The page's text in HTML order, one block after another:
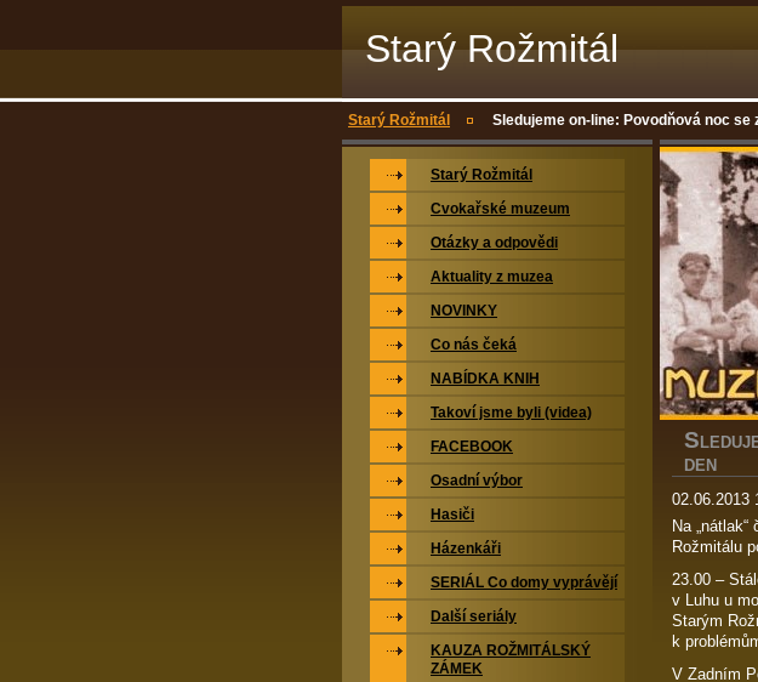
Starý Rožmitál
Starý Rožmitál Sledujeme on-line: Povodňová noc se
S
DEN
02.06.2013
Na
Rožmitálu
23.00 –
v Luhu u
Starým
k
V Zadním
Starý Rožmitál
Cvokařské muzeum
Otázky a odpovědi
Aktuality z muzea
NOVINKY
Co nás čeká
NABÍDKA KNIH
Takoví jsme byli (videa)
FACEBOOK
Osadní výbor
Hasiči
Házenkáři
SERIÁL Co domy vyprávějí
Další seriály
KAUZA ROŽMITÁLSKÝ
ZÁMEK